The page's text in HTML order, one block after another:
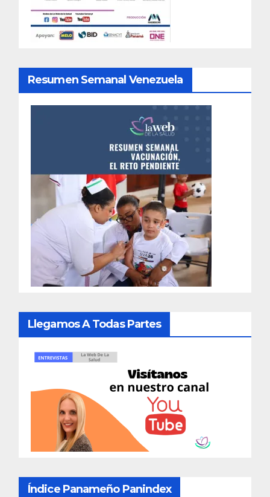
Resumen Semanal Venezuela
Llegamos A Todas Partes
Índice Panameño Panindex